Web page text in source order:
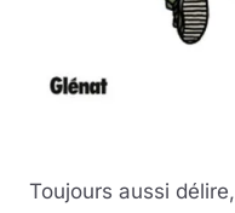
Toujours aussi